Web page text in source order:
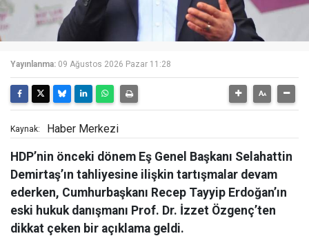
Yayınlanma: 09 Ağustos 2026 Pazar 11:28
Kaynak: Haber Merkezi
HDP’nin önceki dönem Eş Genel Başkanı Selahattin
Demirtaş’ın tahliyesine ilişkin tartışmalar devam
ederken, Cumhurbaşkanı Recep Tayyip Erdoğan’ın
eski hukuk danışmanı Prof. Dr. İzzet Özgenç’ten
dikkat çeken bir açıklama geldi.